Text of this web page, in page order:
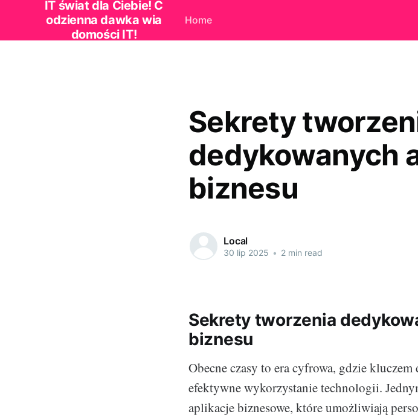
IT świat dla Ciebie! C
odzienna dawka wia
domości IT!
Home
Sekrety
dedykowanych
biznesu
Local
30 lip 2025 • 2 min read
Sekrety tworzenia
biznesu
Obecne czasy to era cyfrowa, gdzie
efektywne wykorzystanie technologii.
aplikacje biznesowe, które umożliwiają